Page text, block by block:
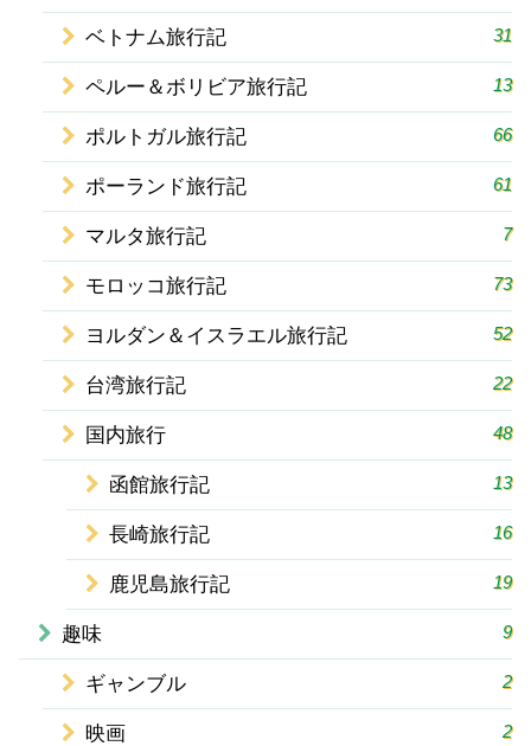
ベトナム旅行記 31
ペルー＆ボリビア旅行記 13
ポルトガル旅行記 66
ポーランド旅行記 61
マルタ旅行記 7
モロッコ旅行記 73
ヨルダン＆イスラエル旅行記 52
台湾旅行記 22
国内旅行 48
函館旅行記 13
長崎旅行記 16
鹿児島旅行記 19
趣味 9
ギャンブル 2
映画 2